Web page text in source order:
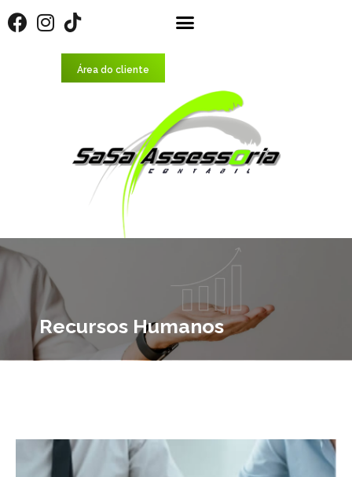
Área do cliente
Recursos Humanos